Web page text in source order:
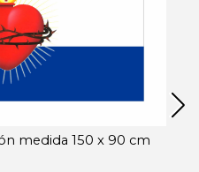
medida 150 x 90 cm